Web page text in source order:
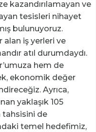
kazandırılamayan ve
tesisleri nihayet
bulunuyoruz.
iş yerleri ve
atıl durumdaydı.
hem de
ekonomik değer
Ayrıca,
yaklaşık 105
tahsisini de
temel hedefimiz,